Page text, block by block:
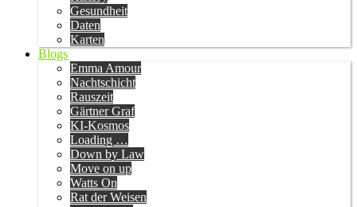
Gesundheit
Daten
Karten
Blogs
Emma Amour
Nachtschicht
Rauszeit
Gärtner Graf
KI-Kosmos
Loading …
Down by Law
Move on up
Watts On
Rat der Weisen